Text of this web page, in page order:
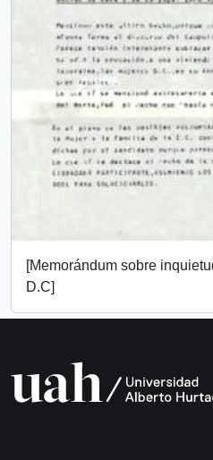
[Memorándum sobre
D.C]